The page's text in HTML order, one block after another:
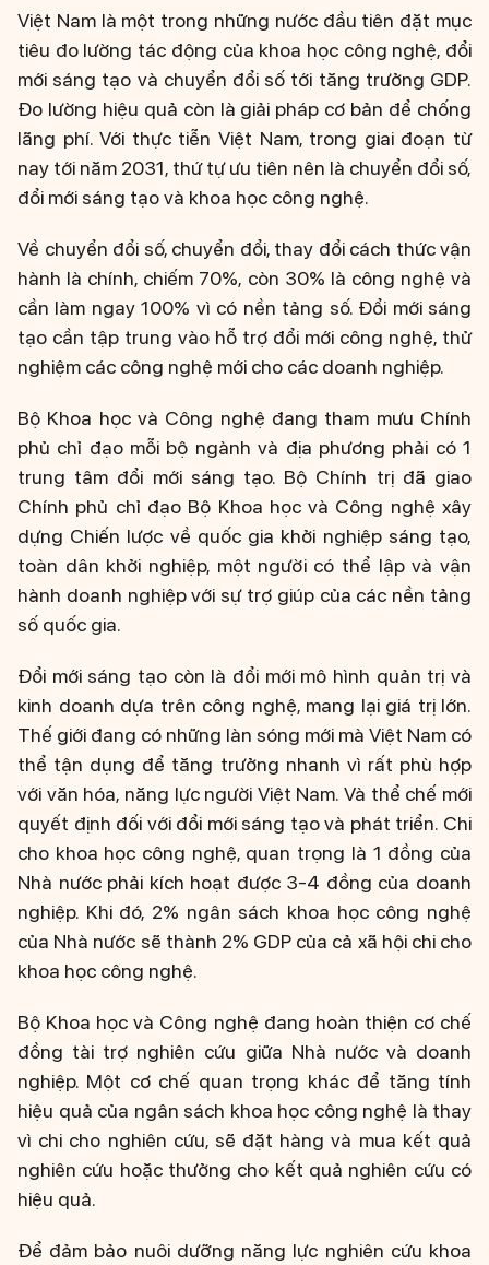
Việt Nam là một trong những nước đầu tiên đặt mục
tiêu đo lường tác động của khoa học công nghệ, đổi
mới sáng tạo và chuyển đổi số tới tăng trưởng GDP.
Đo lường hiệu quả còn là giải pháp cơ bản để chống
lãng phí. Với thực tiễn Việt Nam, trong giai đoạn từ
nay tới năm 2031, thứ tự ưu tiên nên là chuyển đổi số,
đổi mới sáng tạo và khoa học công nghệ.
Về chuyển đổi số, chuyển đổi, thay đổi cách thức vận
hành là chính, chiếm 70%, còn 30% là công nghệ và
cần làm ngay 100% vì có nền tảng số. Đổi mới sáng
tạo cần tập trung vào hỗ trợ đổi mới công nghệ, thử
nghiệm các công nghệ mới cho các doanh nghiệp.
Bộ Khoa học và Công nghệ đang tham mưu Chính
phủ chỉ đạo mỗi bộ ngành và địa phương phải có 1
trung tâm đổi mới sáng tạo. Bộ Chính trị đã giao
Chính phủ chỉ đạo Bộ Khoa học và Công nghệ xây
dựng Chiến lược về quốc gia khởi nghiệp sáng tạo,
toàn dân khởi nghiệp, một người có thể lập và vận
hành doanh nghiệp với sự trợ giúp của các nền tảng
số quốc gia.
Đổi mới sáng tạo còn là đổi mới mô hình quản trị và
kinh doanh dựa trên công nghệ, mang lại giá trị lớn.
Thế giới đang có những làn sóng mới mà Việt Nam có
thể tận dụng để tăng trưởng nhanh vì rất phù hợp
với văn hóa, năng lực người Việt Nam. Và thể chế mới
quyết định đối với đổi mới sáng tạo và phát triển. Chi
cho khoa học công nghệ, quan trọng là 1 đồng của
Nhà nước phải kích hoạt được 3-4 đồng của doanh
nghiệp. Khi đó, 2% ngân sách khoa học công nghệ
của Nhà nước sẽ thành 2% GDP của cả xã hội chi cho
khoa học công nghệ.
Bộ Khoa học và Công nghệ đang hoàn thiện cơ chế
đồng tài trợ nghiên cứu giữa Nhà nước và doanh
nghiệp. Một cơ chế quan trọng khác để tăng tính
hiệu quả của ngân sách khoa học công nghệ là thay
vì chi cho nghiên cứu, sẽ đặt hàng và mua kết quả
nghiên cứu hoặc thưởng cho kết quả nghiên cứu có
hiệu quả.
Để đảm bảo nuôi dưỡng năng lực nghiên cứu khoa